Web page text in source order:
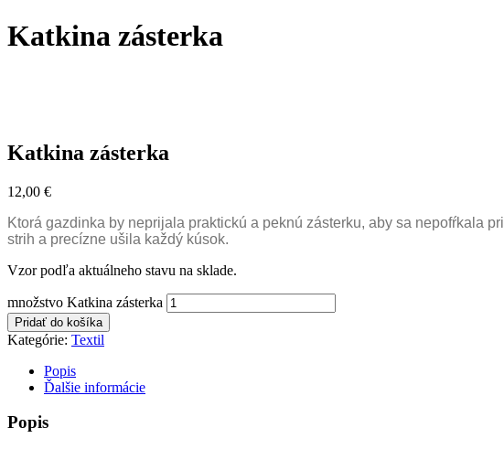
Katkina zásterka
Katkina zásterka
12,00 €
Ktorá gazdinka by neprijala praktickú a peknú zásterku, aby sa nepofŕkala
strih a precízne ušila každý kúsok.
Vzor podľa aktuálneho stavu na sklade.
množstvo Katkina zásterka
Pridať do košíka
Kategórie: Textil
Popis
Ďalšie informácie
Popis